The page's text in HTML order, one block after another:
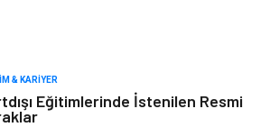
& KARIYER
Eğitimlerinde İstenilen Resmi